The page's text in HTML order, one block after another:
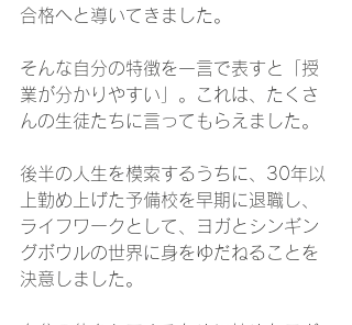
合格へと導いてきました。
そんな自分の特徴を一言で表すと「授
業が分かりやすい」。これは、たくさ
んの生徒たちに言ってもらえました。
後半の人生を模索するうちに、30年以
上勤め上げた予備校を早期に退職し、
ライフワークとして、ヨガとシンギン
グボウルの世界に身をゆだねることを
決意しました。